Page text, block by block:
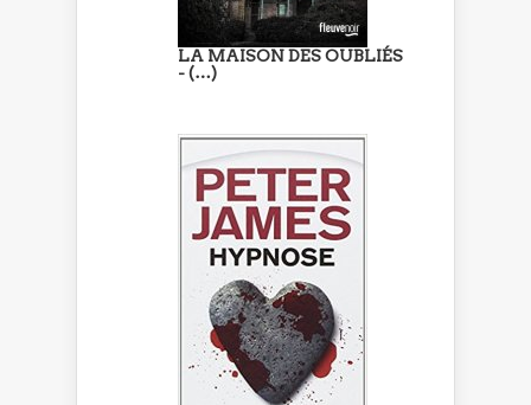
LA MAISON DES OUBLIÉS
- (…)